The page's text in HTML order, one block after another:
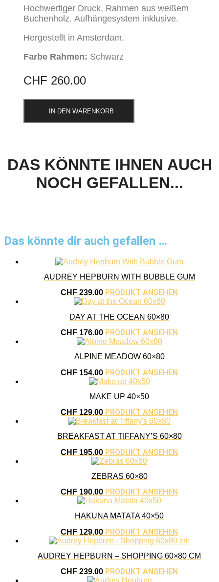
Hochwertiger Druck, Rahmen aus weißem
Buchenholz. Aufhängesystem inklusive.
Hergestellt in Amsterdam.
Farbe Rahmen: Schwarz
CHF 260.00
IN DEN WARENKORB
DAS KÖNNTE IHNEN AUCH
NOCH GEFALLEN...
Das könnte dir auch gefallen …
AUDREY HEPBURN WITH BUBBLE GUM
CHF 239.00 PRODUKT ANSEHEN
DAY AT THE OCEAN 60×80
CHF 176.00 PRODUKT ANSEHEN
ALPINE MEADOW 60×80
CHF 154.00 PRODUKT ANSEHEN
MAKE UP 40×50
CHF 129.00 PRODUKT ANSEHEN
BREAKFAST AT TIFFANY’S 60×80
CHF 195.00 PRODUKT ANSEHEN
ZEBRAS 60×80
CHF 190.00 PRODUKT ANSEHEN
HAKUNA MATATA 40×50
CHF 129.00 PRODUKT ANSEHEN
AUDREY HEPBURN – SHOPPING 60×80 CM
CHF 239.00 PRODUKT ANSEHEN